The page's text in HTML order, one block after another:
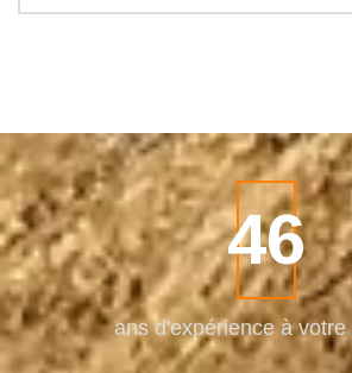
57
ansd'expérience à votre